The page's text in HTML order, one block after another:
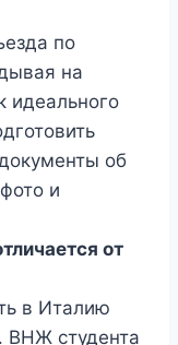
по
на
идеального
об
и
от
в Италию
ВНЖ студента